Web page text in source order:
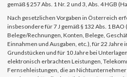
gemäß § 257 Abs. 1 Nr. 2 und 3, Abs. 4 HGB
Nach gesetzlichen Vorgaben in Österreich
insbesondere für 7 J gemäß § 132 Abs. 1
Belege/Rechnungen, Konten, Belege,
Einnahmen und Ausgaben, etc.), für 22 Jahre
Grundstücken und für 10 Jahre bei
elektronisch erbrachten Leistungen,
Fernsehleistungen, die an